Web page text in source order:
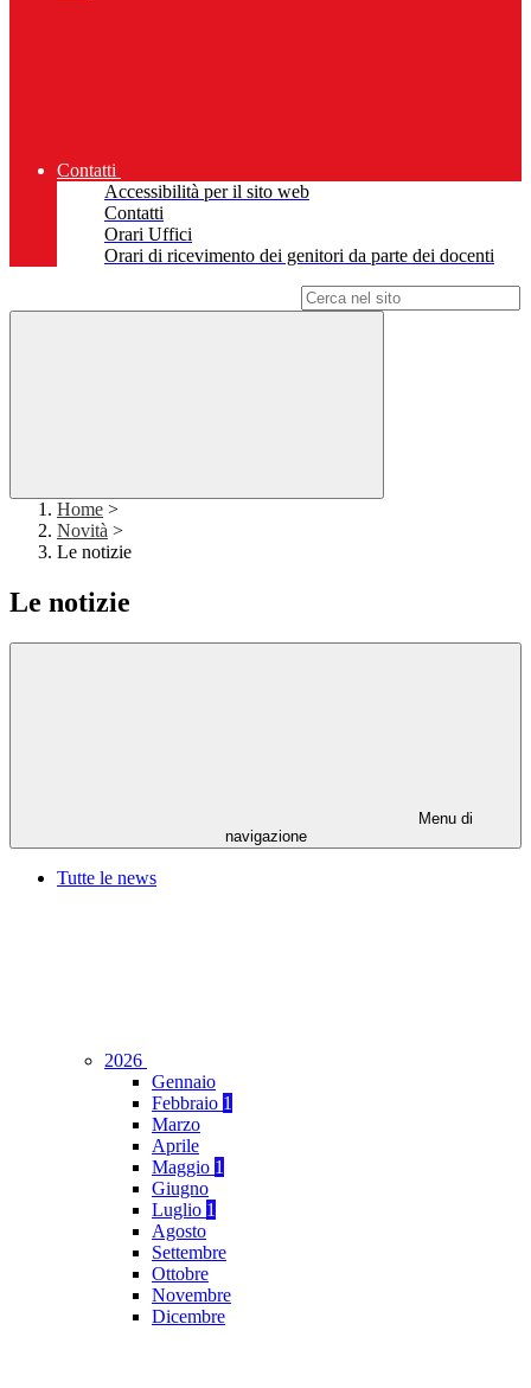
Contatti
Accessibilità per il sito web
Contatti
Orari Uffici
Orari di ricevimento dei genitori da parte dei docenti
Home >
Novità >
Le notizie
Le notizie
Menu di
navigazione
Tutte le news
2026
Gennaio
Febbraio 1
Marzo
Aprile
Maggio 1
Giugno
Luglio 1
Agosto
Settembre
Ottobre
Novembre
Dicembre